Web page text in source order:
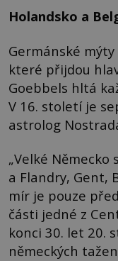
Holandsko a
Germánské
které přijdou
Goebbels hltá
V 16. století je
astrolog
„Velké
a Flandry, Gent,
mír je pouze
části jedné z
konci 30. let 20.
německých